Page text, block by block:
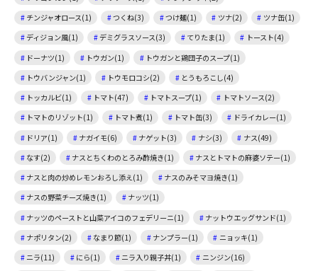
チンジャオロース(1)
つくね(3) つけ麺(1) ツナ(2)
ツナ缶(1)
ディジョン風(1)
デミグラスソース(3) てりたま(1)
トースト(4)
ドーナツ(1)
トウガン(1)
トウガンと鶏団子のスープ(1)
トウバンジャン(1)
トウモロコシ(2)
とうもろこし(4)
トッカルビ(1)
トマト(47) トマトスープ(1)
トマトソース(2)
トマトのリゾット(1)
トマト煮(1) トマト缶(3)
ドライカレー(1)
ドリア(1)
ナガイモ(6) ナゲット(3) ナシ(3)
ナス(49)
なす(2)
ナスとちくわのとろみ酢焼き(1)
ナスとトマトの麻婆ソテー(1)
ナスと肉の炒めレモンおろし添え(1)
ナスのみそマヨ焼き(1)
ナスの野菜チーズ焼き(1)
ナッツ(1)
ナッツのペーストと山菜アイコのフェデリーニ(1)
ナットウエッグサンド(1)
ナポリタン(2)
なまり節(1) ナンプラー(1)
ニョッキ(1)
ニラ(11)
にら(1) ニラ入り親子丼(1)
ニンジン(16)